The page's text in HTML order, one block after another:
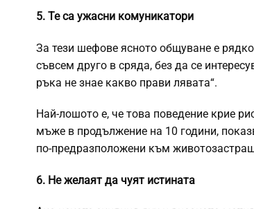
5. Те са ужасни комуникатори
За тези шефове ясното общуване е
съвсем друго в сряда, без да се
ръка не знае какво прави лявата“.
Най-лошото е, че това поведение крие
мъже в продължение на 10 години,
по-предразположени към
6. Не желаят да чуят истината